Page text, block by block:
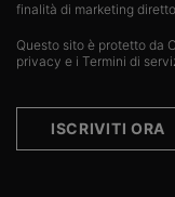
finalità di marketing diretto
Questo sito è protetto da
privacy e i Termini di
ISCRIVITI ORA